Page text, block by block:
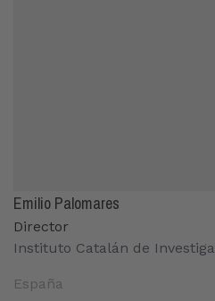
Emilio Palomares
Director
Instituto Catalán de
España